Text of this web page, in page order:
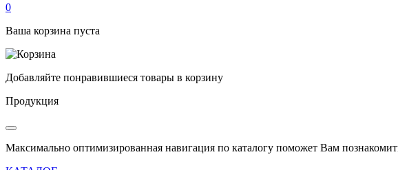
0
Ваша корзина пуста
Добавляйте понравившиеся товары в корзину
Продукция
Максимально оптимизированная навигация по каталогу поможет Вам